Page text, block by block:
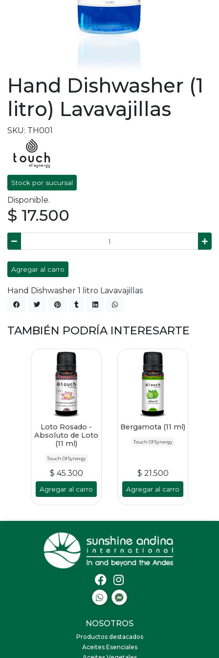
Hand Dishwasher (1
litro) Lavavajillas
SKU: TH001
Stock por sucursal
Disponible.
$ 17.500
Agregar al carro
Hand Dishwasher 1 litro Lavavajillas
TAMBIÉN PODRÍA INTERESARTE
Loto Rosado -
Absoluto de Loto
(11 ml)
Touch Of Synergy
$ 45.300
Agregar al carro
Bergamota (11 ml)
Touch Of Synergy
$ 21.500
Agregar al carro
NOSOTROS
Productos destacados
Aceites Esenciales